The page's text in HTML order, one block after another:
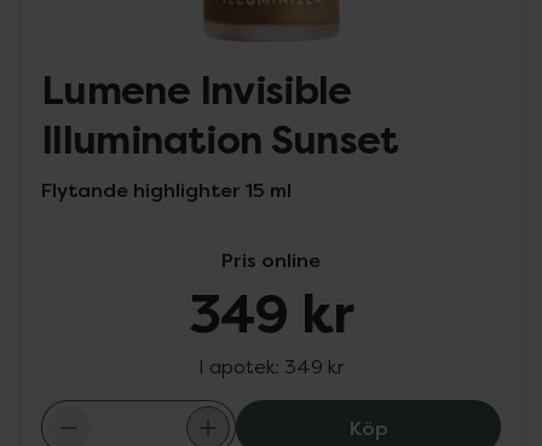
Lumene Invisible
Illumination Sunset
Flytande highlighter 15 ml
Pris online
349 kr
I apotek: 349 kr
KöpLumene